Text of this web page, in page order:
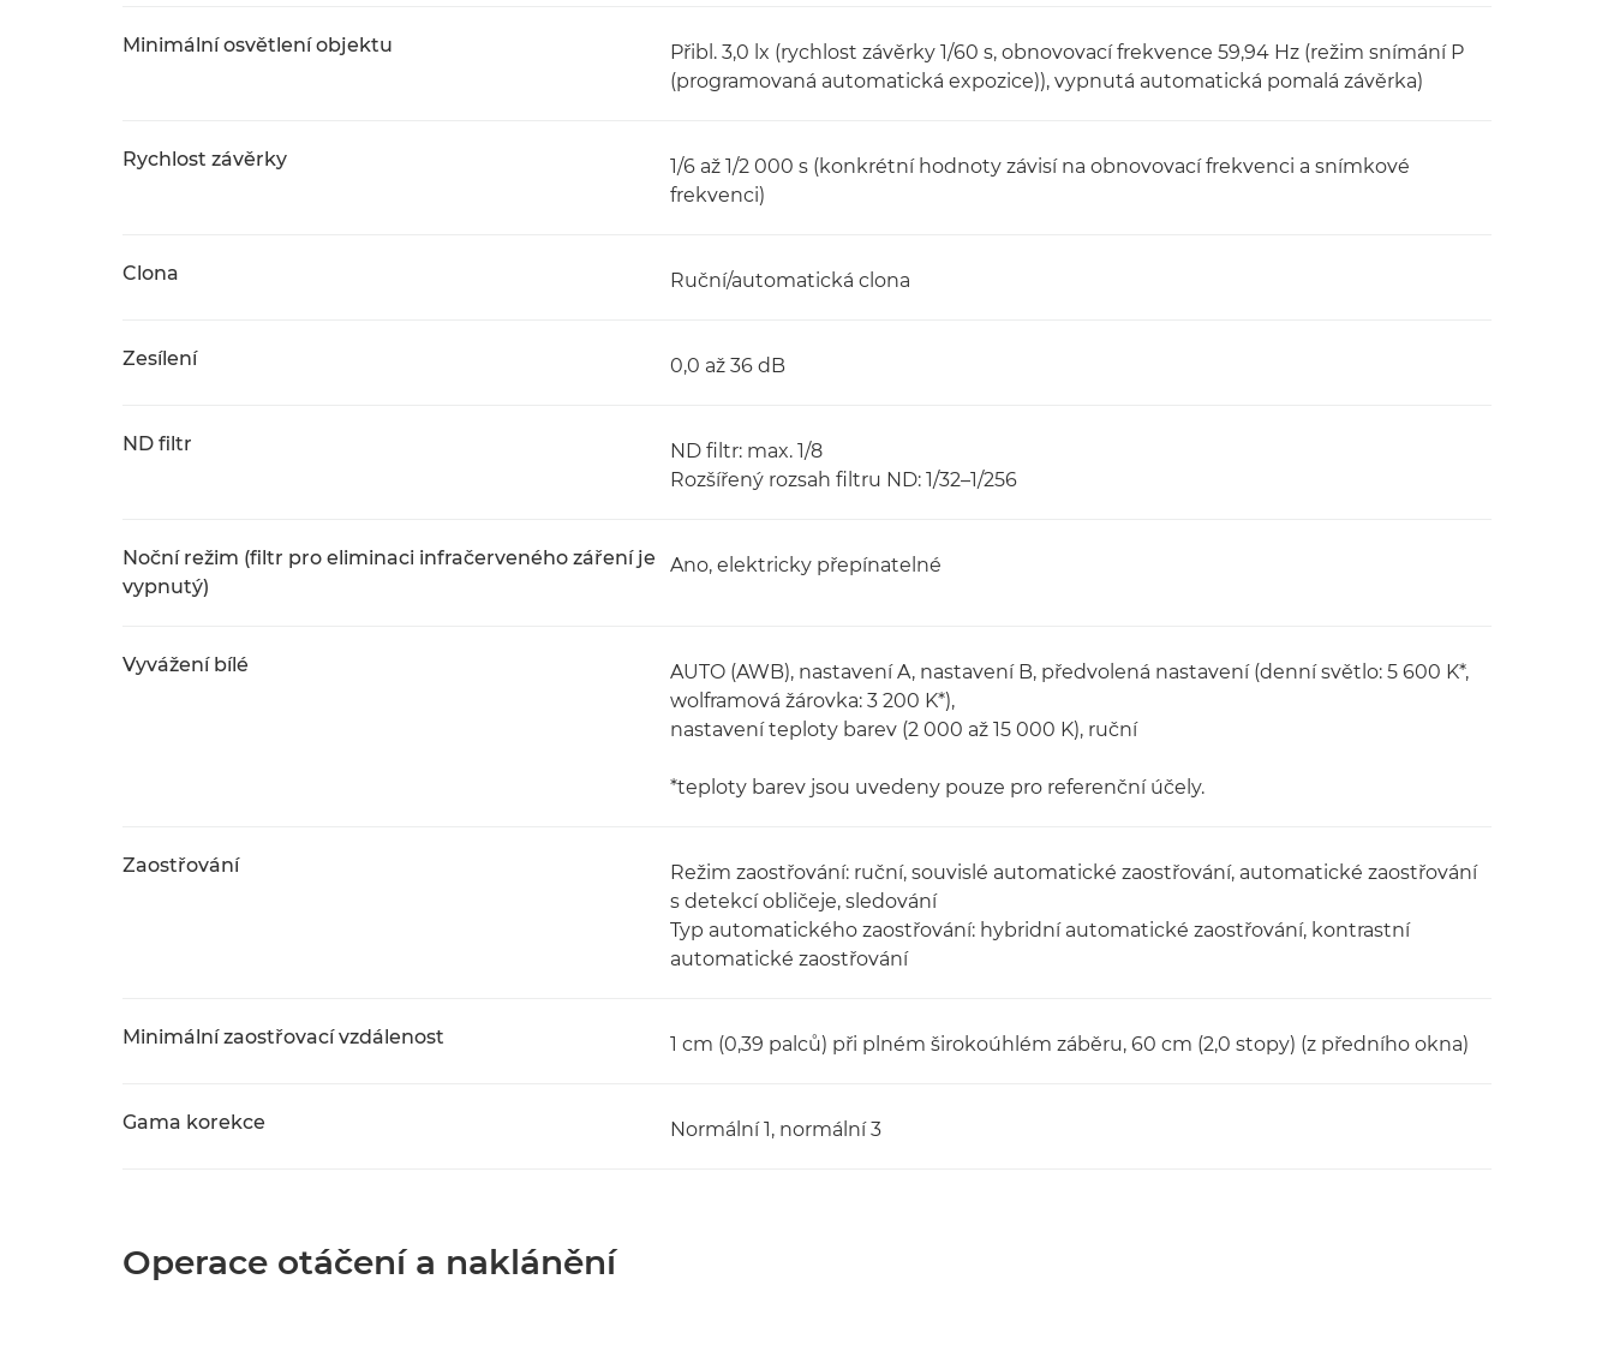
Minimální osvětlení objektu
Přibl. 3,0 lx (rychlost závěrky 1/60 s, obnovovací frekvence 59,94 Hz (režim snímání P
(programovaná automatická expozice)), vypnutá automatická pomalá závěrka)
Rychlost závěrky
1/6 až 1/2 000 s (konkrétní hodnoty závisí na obnovovací frekvenci a snímkové
frekvenci)
Clona Ruční/automatická clona
Zesílení 0,0 až 36 dB
ND filtr
ND filtr: max. 1/8
Rozšířený rozsah filtru ND: 1/32–1/256
Noční režim (filtr pro eliminaci infračerveného záření je
vypnutý)
Ano, elektricky přepínatelné
Vyvážení bílé
AUTO (AWB), nastavení A, nastavení B, předvolená nastavení (denní světlo: 5 600 K*,
wolframová žárovka: 3 200 K*),
nastavení teploty barev (2 000 až 15 000 K), ruční
*teploty barev jsou uvedeny pouze pro referenční účely.
Zaostřování
Režim zaostřování: ruční, souvislé automatické zaostřování, automatické zaostřování
s detekcí obličeje, sledování
Typ automatického zaostřování: hybridní automatické zaostřování, kontrastní
automatické zaostřování
Minimální zaostřovací vzdálenost 1 cm (0,39 palců) při plném širokoúhlém záběru, 60 cm (2,0 stopy) (z předního okna)
Gama korekce Normální 1, normální 3
Operace otáčení a naklánění